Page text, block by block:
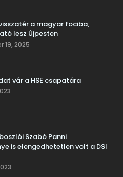
a magyar fociba,
lesz Újpesten
19, 2025
vár a HSE csapatára
Szabó Panni
is elengedhetetlen volt a DSI